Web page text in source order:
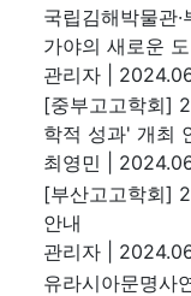
국립김해박물관
가야의 새로운
관리자
[중부고고학회]
학적 성과' 개최
최영민
[부산고고학회]
안내
관리자
유라시아문명사